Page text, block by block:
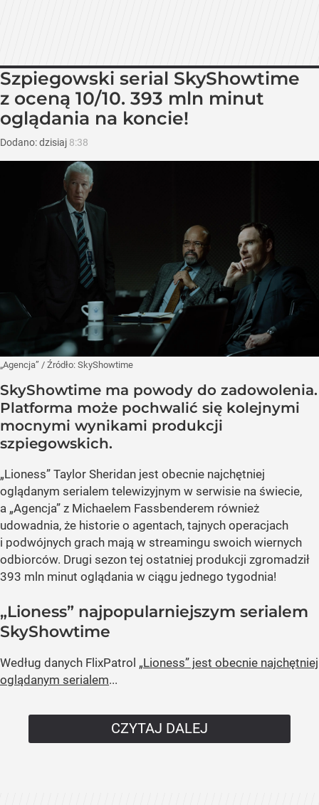
Szpiegowski serial SkyShowtime
z oceną 10/10. 393 mln minut
oglądania na koncie!
Dodano:dzisiaj 8:38
„Agencja” / Źródło: SkyShowtime
SkyShowtime ma powody do zadowolenia.
Platforma może pochwalić się kolejnymi
mocnymi wynikami produkcji
szpiegowskich.
„Lioness” Taylor Sheridan jest obecnie najchętniej
oglądanym serialem telewizyjnym w serwisie na świecie,
a „Agencja” z Michaelem Fassbenderem również
udowadnia, że historie o agentach, tajnych operacjach
i podwójnych grach mają w streamingu swoich wiernych
odbiorców. Drugi sezon tej ostatniej produkcji zgromadził
393 mln minut oglądania w ciągu jednego tygodnia!
„Lioness” najpopularniejszym serialem
SkyShowtime
Według danych FlixPatrol „Lioness” jest obecnie najchętniej
oglądanym serialem...
CZYTAJ DALEJ